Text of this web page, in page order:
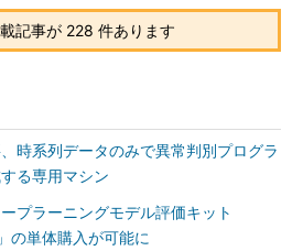
記事が 228 件あります
時系列データのみで異常判別プログラ
る専用マシン
プラーニングモデル評価キット
の単体購入が可能に